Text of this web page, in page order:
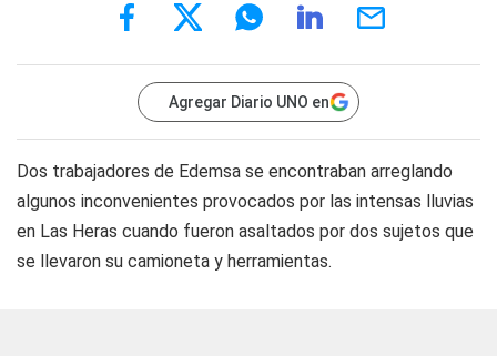
Agregar Diario UNO en
Dos trabajadores de Edemsa se encontraban arreglando
algunos inconvenientes provocados por las intensas lluvias
en Las Heras cuando fueron asaltados por dos sujetos que
se llevaron su camioneta y herramientas.